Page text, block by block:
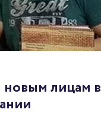
лицам в